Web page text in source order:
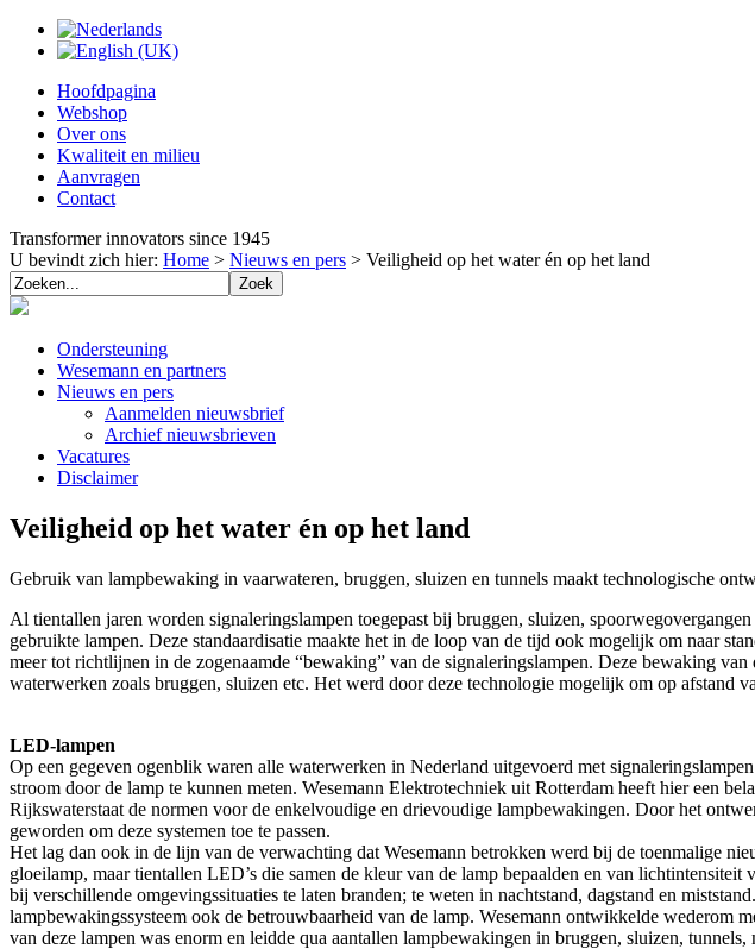
Hoofdpagina
Webshop
Over ons
Kwaliteit en milieu
Aanvragen
Contact
Transformer innovators since 1945
U bevindt zich hier: Home > Nieuws en pers > Veiligheid op het water én op het land
Ondersteuning
Wesemann en partners
Nieuws en pers
Aanmelden nieuwsbrief
Archief nieuwsbrieven
Vacatures
Disclaimer
Veiligheid op het water én op het land
Gebruik van lampbewaking in vaarwateren, bruggen, sluizen en tunnels maakt technologische
Al tientallen jaren worden signaleringslampen toegepast bij bruggen, sluizen,
gebruikte lampen. Deze standaardisatie maakte het in de loop van de tijd ook mogelijk om naar
meer tot richtlijnen in de zogenaamde “bewaking” van de signaleringslampen. Deze bewaking
waterwerken zoals bruggen, sluizen etc. Het werd door deze technologie mogelijk om op afstand
LED-lampen
Op een gegeven ogenblik waren alle waterwerken in Nederland uitgevoerd met
stroom door de lamp te kunnen meten. Wesemann Elektrotechniek uit Rotterdam heeft hier een
Rijkswaterstaat de normen voor de enkelvoudige en drievoudige lampbewakingen. Door het
geworden om deze systemen toe te passen.
Het lag dan ook in de lijn van de verwachting dat Wesemann betrokken werd bij de toenmalige
gloeilamp, maar tientallen LED’s die samen de kleur van de lamp bepaalden en van
bij verschillende omgevingssituaties te laten branden; te weten in nachtstand, dagstand en
lampbewakingssysteem ook de betrouwbaarheid van de lamp. Wesemann ontwikkelde wederom
van deze lampen was enorm en leidde qua aantallen lampbewakingen in bruggen, sluizen,